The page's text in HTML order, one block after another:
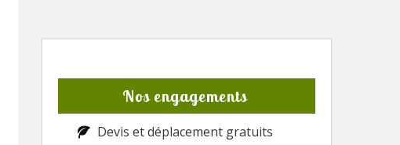
Nos engagements
Devis et déplacement gratuits